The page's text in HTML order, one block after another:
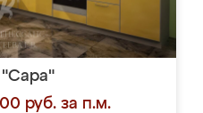
"Сара"
руб. за п.м.